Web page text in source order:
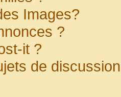
Images?
?
it ?
de